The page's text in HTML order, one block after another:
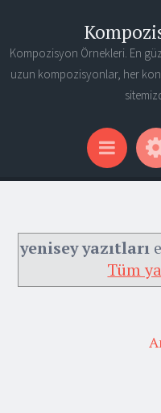
Kompozisyon Örnekleri. En
uzun kompozisyonlar, her
Menu
yenisey yazıtları
Tüm